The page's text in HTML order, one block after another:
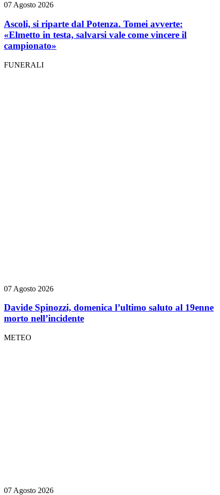
07 Agosto 2026
Ascoli, si riparte dal Potenza. Tomei avverte:
«Elmetto in testa, salvarsi vale come vincere il
campionato»
FUNERALI
07 Agosto 2026
Davide Spinozzi, domenica l’ultimo saluto al 19enne
morto nell’incidente
METEO
07 Agosto 2026